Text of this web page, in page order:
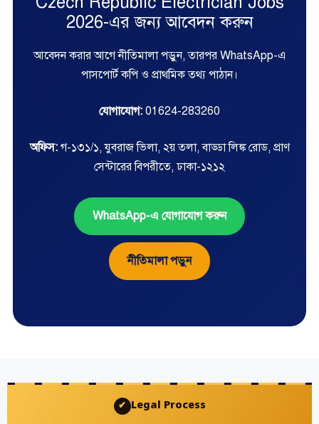
2026-এর জন্য আবেদন করুন
আবেদন করার আগে নীতিমালা পড়ুন, তারপর WhatsApp-এ
পাসপোর্ট কপি ও প্রাথমিক তথ্য পাঠান।
যোগাযোগ: 01624-283260
অফিস:গ-১৩১/১, যুবরাজ ভিলা, ২য় তলা, বাড্ডা লিঙ্ক রোড, প্রাণ
সেন্টারের বিপরীতে, ঢাকা-১২১২
WhatsApp-এ যোগাযোগ করুন
নীতিমালা পড়ুন
✔ Legal Process